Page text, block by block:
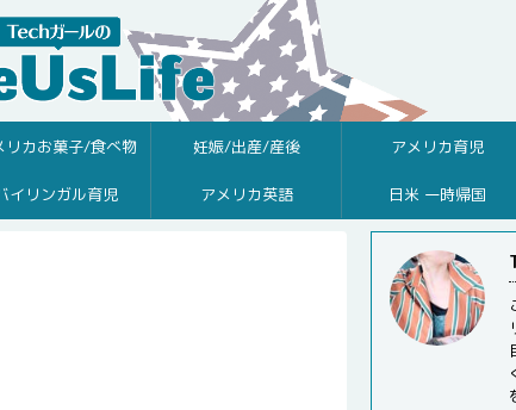
リカお菓子/食べ物 妊娠/出産/産後 アメリカ育児
イリンガル育児 アメリカ英語 日米 一時帰国